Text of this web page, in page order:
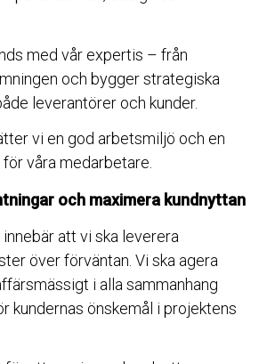
med vår expertis – från
och bygger strategiska
leverantörer och kunder.
vi en god arbetsmiljö och en
våra medarbetare.
och maximera kundnyttan
att vi ska leverera
över förväntan. Vi ska agera
i alla sammanhang
kundernas önskemål i projektens